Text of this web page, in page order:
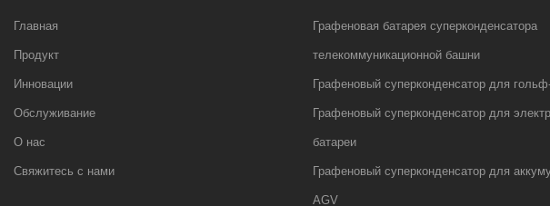
Главная
Продукт
Инновации
Обслуживание
О нас
Свяжитесь с нами
Графеновая батарея суперконденсатора
телекоммуникационной башни
Графеновый суперконденсатор для
Графеновый суперконденсатор для
батареи
Графеновый суперконденсатор для
AGV